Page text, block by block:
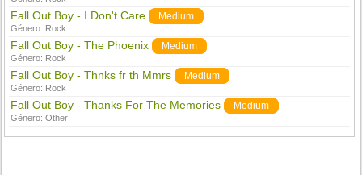
Fall Out Boy - I Don't Care Medium
Género: Rock
Fall Out Boy - The Phoenix Medium
Género: Rock
Fall Out Boy - Thnks fr th Mmrs Medium
Género: Rock
Fall Out Boy - Thanks For The Memories Medium
Género:Other